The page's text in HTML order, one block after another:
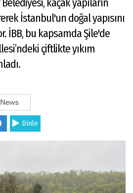
kaçak yapıların
İstanbul'un doğal yapısını
İBB, bu kapsamda Şile'de
çiftlikte yıkım
Dinle